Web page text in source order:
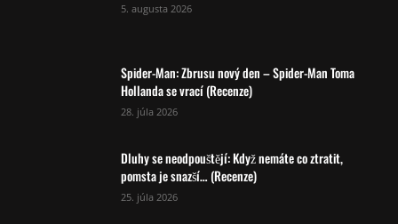
5. augusta 2026
Spider-Man: Zbrusu nový den – Spider-Man Toma
Hollanda se vrací (Recenze)
28. júla 2026
Dluhy se neodpouštějí: Když nemáte co ztratit,
pomsta je snazší… (Recenze)
25. júla 2026